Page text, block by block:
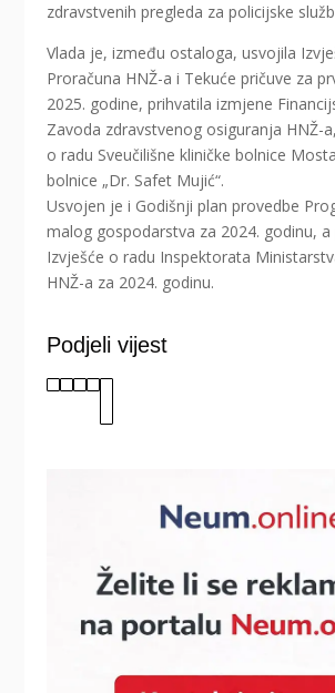
zdravstvenih pregleda za policijske
Vlada je, između ostaloga, usvojila
Proračuna HNŽ-a i Tekuće pričuve za
2025. godine, prihvatila izmjene
Zavoda zdravstvenog osiguranja HNŽ-
o radu Sveučilišne kliničke bolnice
bolnice „Dr. Safet Mujić“.
Usvojen je i Godišnji plan provedbe
malog gospodarstva za 2024. godinu,
Izvješće o radu Inspektorata
HNŽ-a za 2024. godinu.
Podjeli vijest